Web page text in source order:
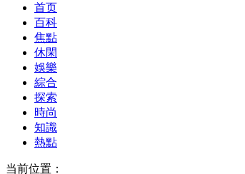
首页
百科
焦點
休閑
娛樂
綜合
探索
時尚
知識
熱點
当前位置：